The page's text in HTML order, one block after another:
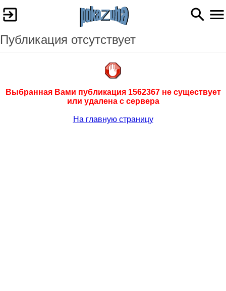
Публикация отсутствует
Выбранная Вами публикация 1562367 не существует
или удалена с сервера
На главную страницу